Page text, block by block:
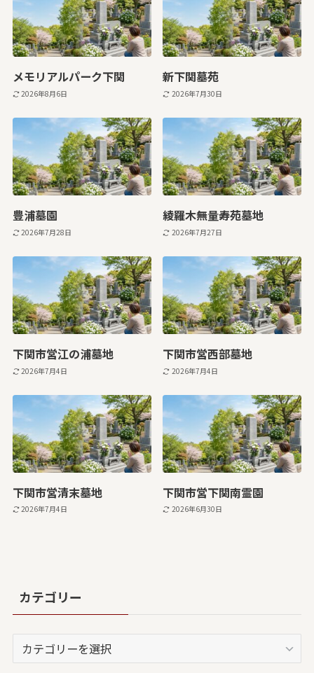
メモリアルパーク下関
2026年8月6日
新下関墓苑
2026年7月30日
豊浦墓園
2026年7月28日
綾羅木無量寿苑墓地
2026年7月27日
下関市営江の浦墓地
2026年7月4日
下関市営西部墓地
2026年7月4日
下関市営清末墓地
2026年7月4日
下関市営下関南霊園
2026年6月30日
カテゴリー
テ